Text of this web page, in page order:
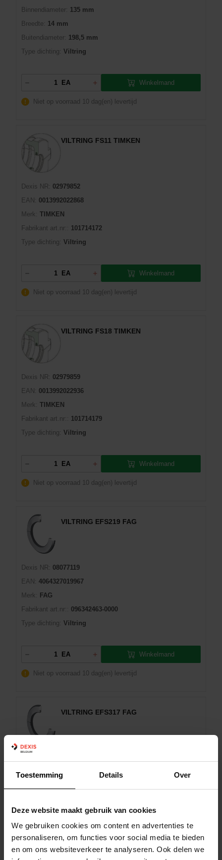
Toestemming Details Over
Deze website maakt gebruik van cookies
We gebruiken cookies om content en advertenties te
personaliseren, om functies voor social media te bieden
en om ons websiteverkeer te analyseren. Ook delen we
Binnendiameter: 135 mm
Breedte:
14 mm
Buitendiameter: 198,5 mm
Type dichting: Viltring
EA Winkelmand
Niet op voorraad 10 dag(en) levertijd
VILTRING FS11 TIMKEN
Dexis NR:
02979852
EAN:
0013992022868
Merk: TIMKEN
Fabrikant art.nr::
101714172
Type dichting: Viltring
EA Winkelmand
Niet op voorraad 10 dag(en) levertijd
VILTRING FS18 TIMKEN
Dexis NR:
02979859
EAN:
0013992022936
Merk: TIMKEN
Fabrikant art.nr::
101714179
Type dichting: Viltring
EA Winkelmand
Niet op voorraad 10 dag(en) levertijd
VILTRING EFS219 FAG
Dexis NR:
08077119
EAN:
4064327019967
Merk:
FAG
Fabrikant art.nr::
096342463-0000
Type dichting: Viltring
EA Winkelmand
Niet op voorraad 10 dag(en) levertijd
VILTRING EFS317 FAG
EAN: 4064327017260
Type dichting: Viltring
EA